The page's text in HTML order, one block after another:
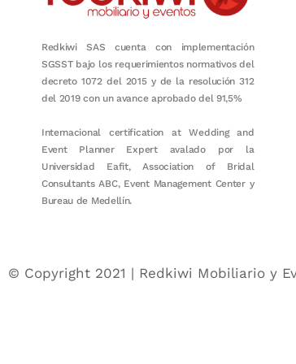
Redkiwi SAS cuenta con implementación
SGSST bajo los requerimientos normativos del
decreto 1072 del 2015 y de la resolución 312
del 2019 con un avance aprobado del 91,5%
Internacional certification at Wedding and
Event Planner Expert avalado por la
Universidad Eafit, Association of Bridal
Consultants ABC, Event Management Center y
Bureau de Medellín.
© Copyright 2021 | Redkiwi Mobiliario y